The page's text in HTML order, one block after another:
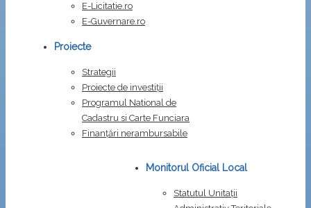
E-Licitatie.ro
E-Guvernare.ro
Proiecte
Strategii
Proiecte de investiții
Programul National de
Cadastru si Carte Funciara
Finanțări nerambursabile
Monitorul Oficial Local
Statutul Unitații